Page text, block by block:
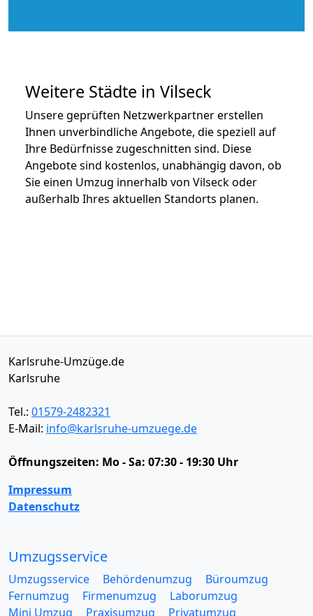
Weitere Städte in Vilseck
Unsere geprüften Netzwerkpartner erstellen
Ihnen unverbindliche Angebote, die speziell auf
Ihre Bedürfnisse zugeschnitten sind. Diese
Angebote sind kostenlos, unabhängig davon, ob
Sie einen Umzug innerhalb von Vilseck oder
außerhalb Ihres aktuellen Standorts planen.
Karlsruhe-Umzüge.de
Karlsruhe
Tel.: 01579-2482321
E-Mail: info@karlsruhe-umzuege.de
Öffnungszeiten: Mo - Sa: 07:30 - 19:30 Uhr
Impressum
Datenschutz
Umzugsservice
Umzugsservice Behördenumzug
Büroumzug
Fernumzug
Firmenumzug
Laborumzug
Mini Umzug
Praxisumzug
Privatumzug